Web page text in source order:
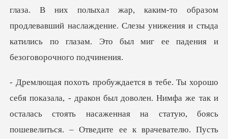
глаза. В них полыхал жар, каки
так и
осталась стоять насаженная на статую, боясь
пошевелиться. – Отведите ее к врачевателю. П